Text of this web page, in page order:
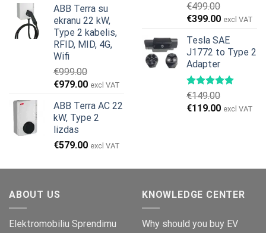
was:
€799.00.
is:
€629.00.
ABB Terra su
ekranu 22 kW,
Type 2 kabelis,
RFID, MID, 4G,
Wifi
€999.00
Original
was:
€999.00.
€979.00Current
is:
€979.00.
excl VAT
ABB Terra AC 22
kW, Type 2
lizdas
€579.00 excl VAT
€499.00
Original
was:
€499.00.
€399.00Current
is:
€399.00.
excl VAT
Tesla SAE
J1772 to Type 2
Adapter
€149.00
Original
€119.00Current
excl VAT
ABOUT US
Elektromobiliu Sprendimu
KNOWLEDGE CENTER
Why should you buy EV